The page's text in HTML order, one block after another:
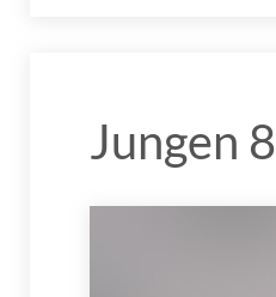
Jungen 8